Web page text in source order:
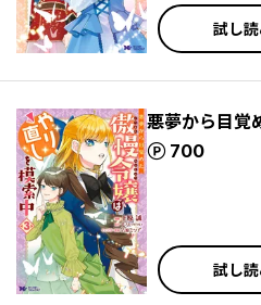
試し
悪夢から目覚
700
ポイント
試し